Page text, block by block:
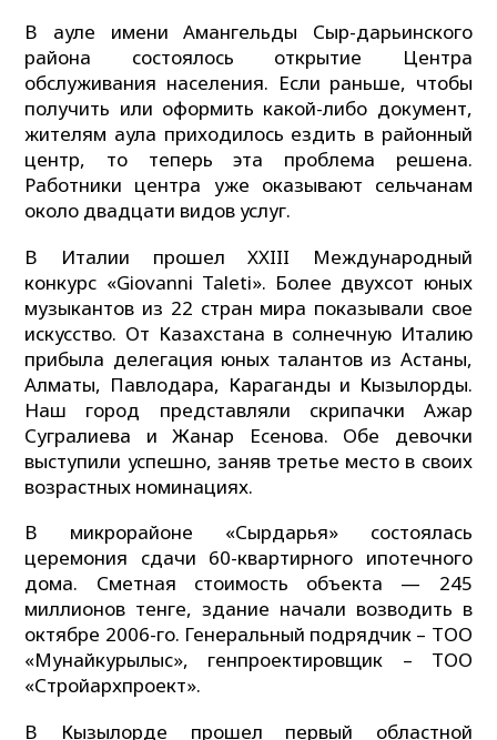
В ауле имени Амангельды Сыр-дарьинского
района состоялось открытие Центра
обслуживания населения. Если раньше, чтобы
получить или оформить какой-либо документ,
жителям аула приходилось ездить в районный
центр, то теперь эта проблема решена.
Работники центра уже оказывают сельчанам
около двадцати видов услуг.
В Италии прошел XXIII Международный
конкурс «Giovanni Taleti». Более двухсот юных
музыкантов из 22 стран мира показывали свое
искусство. От Казахстана в солнечную Италию
прибыла делегация юных талантов из Астаны,
Алматы, Павлодара, Караганды и Кызылорды.
Наш город представляли скрипачки Ажар
Сугралиева и Жанар Есенова. Обе девочки
выступили успешно, заняв третье место в своих
возрастных номинациях.
В микрорайоне «Сырдарья» состоялась
церемония сдачи 60-квартирного ипотечного
дома. Сметная стоимость объекта — 245
миллионов тенге, здание начали возводить в
октябре 2006-го. Генеральный подрядчик – ТОО
«Мунайкурылыс», генпроектировщик – ТОО
«Стройархпроект».
В Кызылорде прошел первый областной